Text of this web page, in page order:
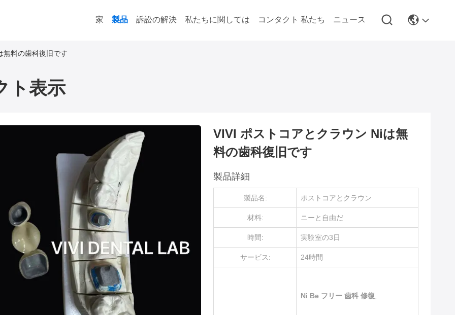
家 製品 訴訟の解決 私たちに関しては コンタクト 私たち ニュース
無料の歯科復旧です
ト表示
VIVI ポストコアとクラウン Niは無
料の歯科復旧です
製品詳細
製品名: ポストコアとクラウン
材料: ニーと自由だ
時間: 実験室の3日
サービス: 24時間
Ni Be フリー 歯科 修復